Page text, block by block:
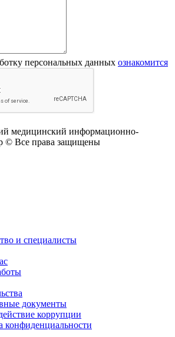
персональных данных ознакомится
медицинский информационно-
© Все права защищены
и специалисты
документы
коррупции
конфиденциальности